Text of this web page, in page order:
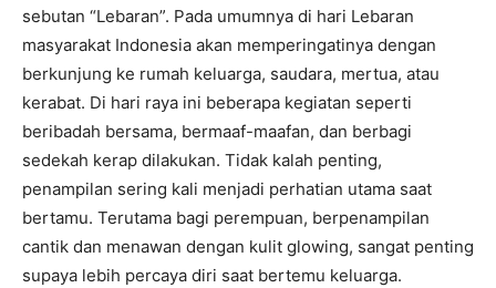
sebutan “Lebaran”. Pada umumnya di hari Lebaran
masyarakat Indonesia akan memperingatinya dengan
berkunjung ke rumah keluarga, saudara, mertua, atau
kerabat. Di hari raya ini beberapa kegiatan seperti
beribadah bersama, bermaaf-maafan, dan berbagi
sedekah kerap dilakukan. Tidak kalah penting,
penampilan sering kali menjadi perhatian utama saat
bertamu. Terutama bagi perempuan, berpenampilan
cantik dan menawan dengan kulit glowing, sangat penting
supaya lebih percaya diri saat bertemu keluarga.